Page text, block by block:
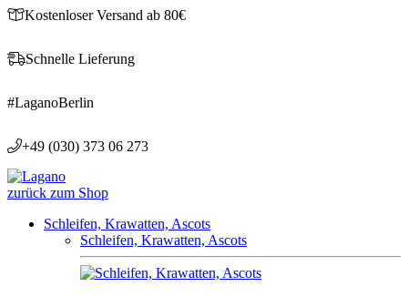
Kostenloser Versand ab 80€
Schnelle Lieferung
#LaganoBerlin
+49 (030) 373 06 273
zurück zum Shop
Schleifen, Krawatten, Ascots
Schleifen, Krawatten, Ascots